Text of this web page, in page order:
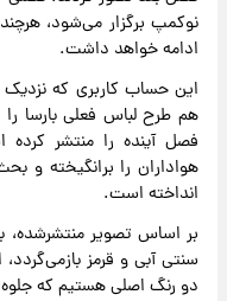
ادامه خواهد داشت.
هم طرح لباس فعلی بارسا
فصل آینده را منتشر
هواداران را برانگیخته و
انداخته است.
بر اساس تصویر منتشرشده،
سنتی آبی و قرمز
دو رنگ اصلی هستیم که